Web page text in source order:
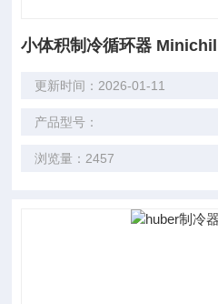
小体积制冷循环器
更新时间：2026-01-11
产品型号：
浏览量：2457